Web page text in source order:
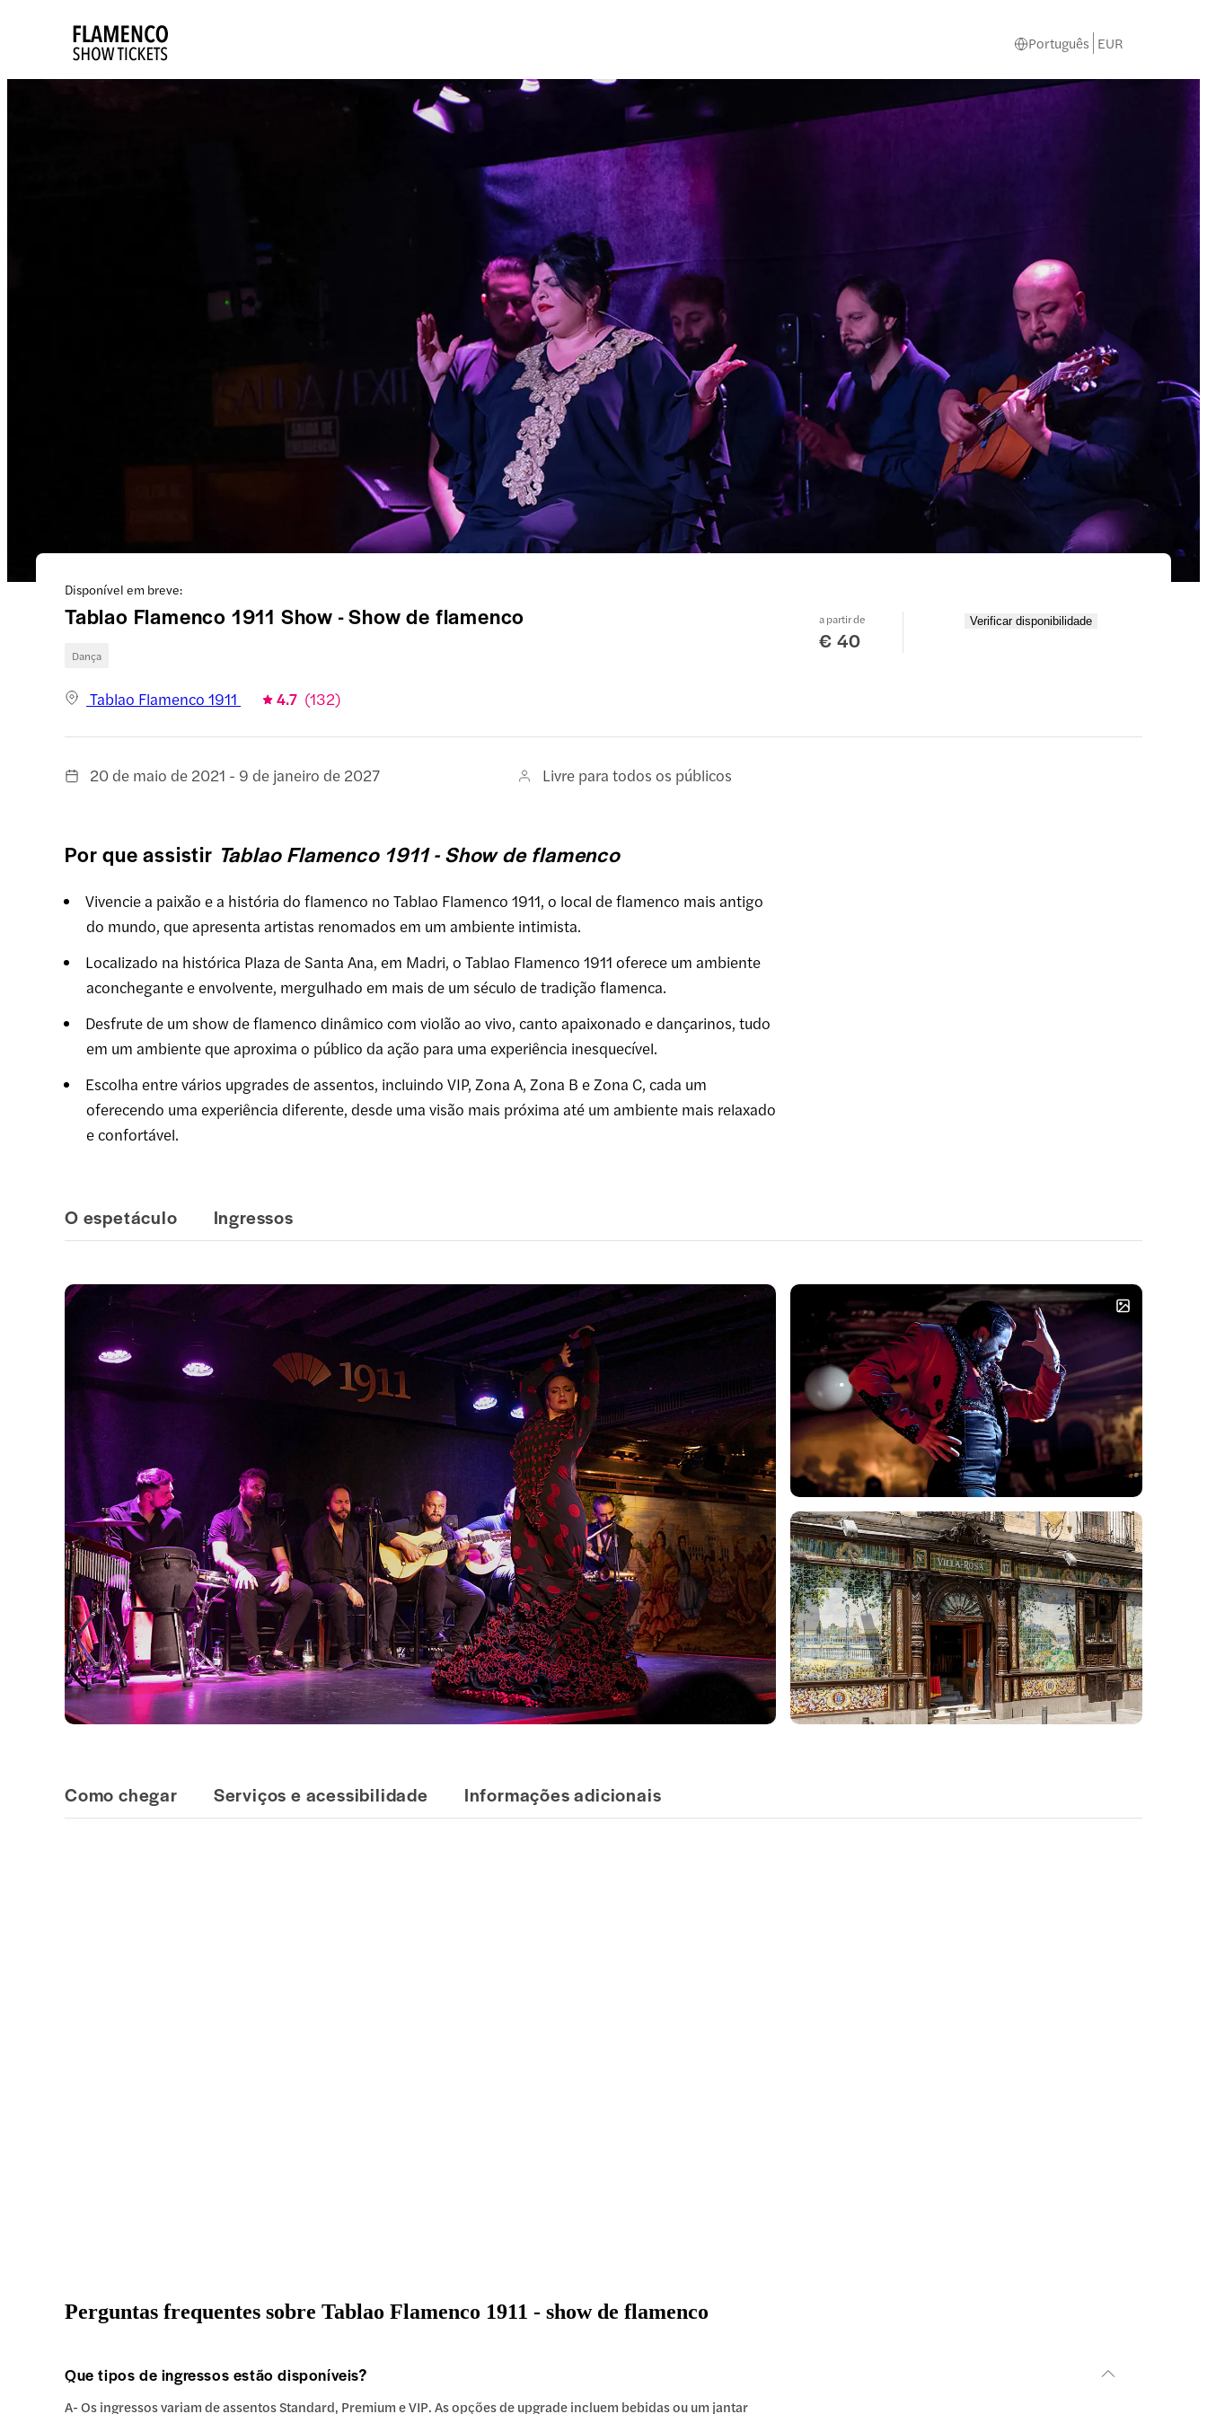
Português EUR
Disponível em breve:
Tablao Flamenco 1911 Show - Show de flamenco
Dança
a partir de
€ 40
Verificar disponibilidade
Tablao Flamenco 1911 4.7 (132)
20 de maio de 2021 - 9 de janeiro de 2027 Livre para todos os públicos
Por que assistir Tablao Flamenco 1911 - Show de flamenco
Vivencie a paixão e a história do flamenco no Tablao Flamenco 1911, o local de flamenco mais antigo
do mundo, que apresenta artistas renomados em um ambiente intimista.
Localizado na histórica Plaza de Santa Ana, em Madri, o Tablao Flamenco 1911 oferece um ambiente
aconchegante e envolvente, mergulhado em mais de um século de tradição flamenca.
Desfrute de um show de flamenco dinâmico com violão ao vivo, canto apaixonado e dançarinos, tudo
em um ambiente que aproxima o público da ação para uma experiência inesquecível.
Escolha entre vários upgrades de assentos, incluindo VIP, Zona A, Zona B e Zona C, cada um
oferecendo uma experiência diferente, desde uma visão mais próxima até um ambiente mais relaxado
e confortável.
O espetáculo Ingressos
Como chegar Serviços e acessibilidade Informações adicionais
Perguntas frequentes sobre Tablao Flamenco 1911 - show de flamenco
Que tipos de ingressos estão disponíveis?
A- Os ingressos variam de assentos Standard, Premium e VIP. As opções de upgrade incluem bebidas ou um jantar